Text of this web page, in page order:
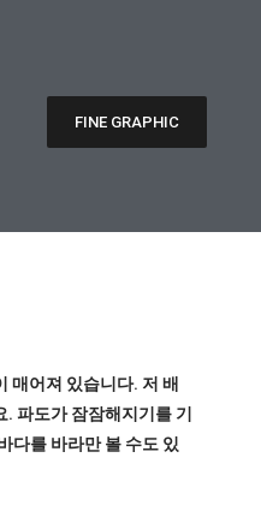
FINE GRAPHIC
매어져 있습니다. 저 배
파도가 잠잠해지기를 기
다를 바라만 볼 수도 있